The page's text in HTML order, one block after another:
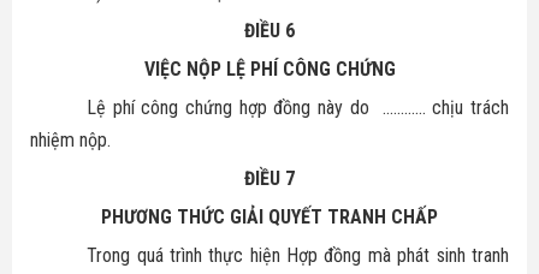
ĐIỀU 6
VIỆC NỘP LỆ PHÍ CÔNG CHỨNG
Lệ phí công chứng hợp đồng này do
............ chịu trách
nhiệm nộp.
ĐIỀU 7
PHƯƠNG THỨC GIẢI QUYẾT TRANH CHẤP
Trong quá trình thực hiện Hợp đồng mà phát sinh tranh